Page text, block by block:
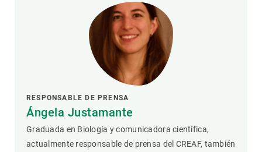
RESPONSABLE DE PRENSA
Ángela Justamante
Graduada en Biología y comunicadora científica,
actualmente responsable de prensa del CREAF, también